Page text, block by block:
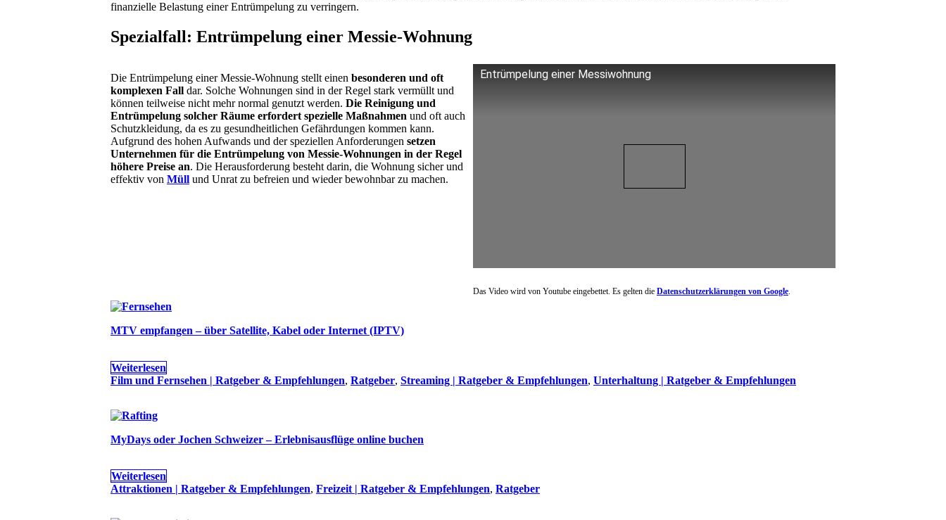
finanzielle Belastung einer Entrümpelung zu verringern.
Spezialfall: Entrümpelung einer Messie-Wohnung
Die Entrümpelung einer Messie-Wohnung stellt einen besonderen und oft
komplexen Fall dar. Solche Wohnungen sind in der Regel stark vermüllt und
können teilweise nicht mehr normal genutzt werden. Die Reinigung und
Entrümpelung solcher Räume erfordert spezielle Maßnahmen und oft auch
Schutzkleidung, da es zu gesundheitlichen Gefährdungen kommen kann.
Aufgrund des hohen Aufwands und der speziellen Anforderungen setzen
Unternehmen für die Entrümpelung von Messie-Wohnungen in der Regel
höhere Preise an. Die Herausforderung besteht darin, die Wohnung sicher und
effektiv von Müll und Unrat zu befreien und wieder bewohnbar zu machen.
Entrümpelung einer Messiwohnung
Das Video wird von Youtube eingebettet. Es gelten die Datenschutzerklärungen von Google.
MTV empfangen – über Satellite, Kabel oder Internet (IPTV)
Weiterlesen
Film und Fernsehen | Ratgeber & Empfehlungen, Ratgeber, Streaming | Ratgeber & Empfehlungen, Unterhaltung | Ratgeber & Empfehlungen
MyDays oder Jochen Schweizer – Erlebnisausflüge online buchen
Weiterlesen
Attraktionen | Ratgeber & Empfehlungen, Freizeit | Ratgeber & Empfehlungen, Ratgeber